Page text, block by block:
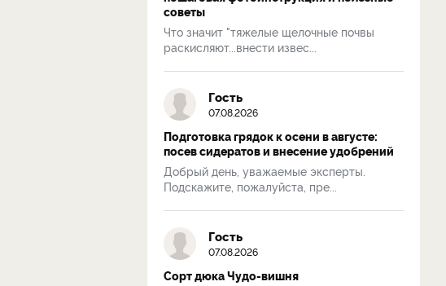
советы
Что значит "тяжелые щелочные почвы
раскисляют...внести извес...
Гость
07.08.2026
Подготовка грядок к осени в августе:
посев сидератов и внесение удобрений
Добрый день, уважаемые эксперты.
Подскажите, пожалуйста, пре...
Гость
07.08.2026
Сорт дюка Чудо-вишня